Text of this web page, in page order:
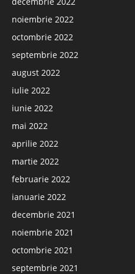
noiembrie 2022
octombrie 2022
septembrie 2022
august 2022
iulie 2022
iunie 2022
mai 2022
aprilie 2022
martie 2022
februarie 2022
ianuarie 2022
decembrie 2021
noiembrie 2021
octombrie 2021
septembrie 2021